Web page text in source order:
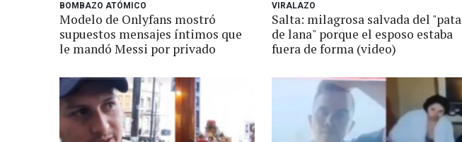
BOMBAZO ATÓMICO
Modelo de Onlyfans mostró
supuestos mensajes íntimos que
le mandó Messi por privado
VIRALAZO
Salta: milagrosa salvada del "pata
de lana" porque el esposo estaba
fuera de forma (video)